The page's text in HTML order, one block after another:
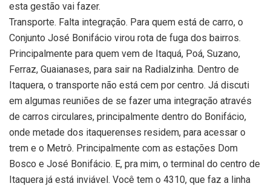
esta gestão vai fazer.
Transporte. Falta integração. Para quem está de carro, o
Conjunto José Bonifácio virou rota de fuga dos bairros.
Principalmente para quem vem de Itaquá, Poá, Suzano,
Ferraz, Guaianases, para sair na Radialzinha. Dentro de
Itaquera, o transporte não está cem por centro. Já discuti
em algumas reuniões de se fazer uma integração através
de carros circulares, principalmente dentro do Bonifácio,
onde metade dos itaquerenses residem, para acessar o
trem e o Metrô. Principalmente com as estações Dom
Bosco e José Bonifácio. E, pra mim, o terminal do centro de
Itaquera já está inviável. Você tem o 4310, que faz a linha